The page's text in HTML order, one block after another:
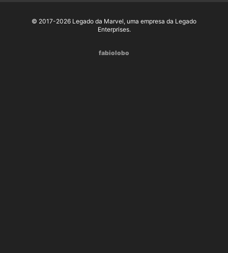
© 2017-2026 Legado da Marvel, uma empresa da Legado
Enterprises.
fabiolobo